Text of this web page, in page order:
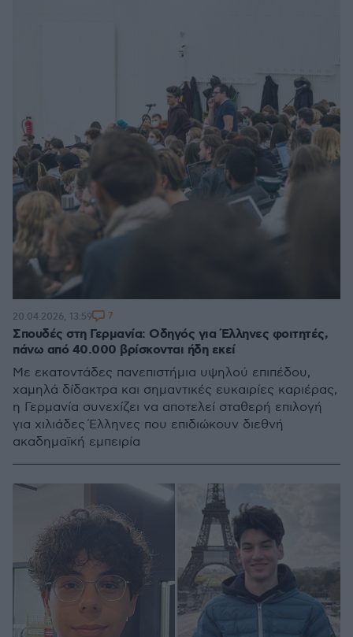
Σπουδές στη Γερμανία: Οδηγός για Έλληνες φοιτητές,
πάνω από 40.000 βρίσκονται ήδη εκεί
Με εκατοντάδες πανεπιστήμια υψηλού επιπέδου,
χαμηλά δίδακτρα και σημαντικές ευκαιρίες καριέρας,
η Γερμανία συνεχίζει να αποτελεί σταθερή επιλογή
για χιλιάδες Έλληνες που επιδιώκουν διεθνή
ακαδημαϊκή εμπειρία
20.04.2026, 13:59 7